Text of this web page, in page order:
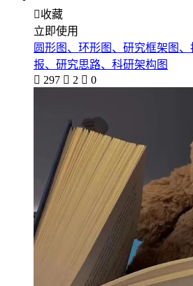
收藏
立即使用
圆形图、环形图、研究框架图
报、研究思路、科研架构图
 297  2  0